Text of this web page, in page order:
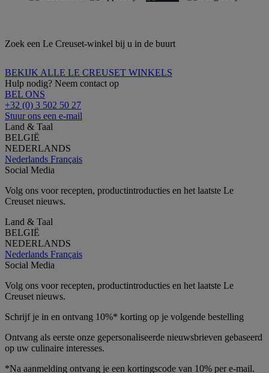
Zoek een Le Creuset-winkel bij u in de buurt
BEKIJK ALLE LE CREUSET WINKELS
Hulp nodig? Neem contact op
BEL ONS
+32 (0) 3 502 50 27
Stuur ons een e-mail
Land & Taal
BELGIË
NEDERLANDS
Nederlands Français
Social Media
Volg ons voor recepten, productintroducties en het laatste Le
Creuset nieuws.
Land & Taal
BELGIË
NEDERLANDS
Nederlands Français
Social Media
Volg ons voor recepten, productintroducties en het laatste Le
Creuset nieuws.
Schrijf je in en ontvang 10%* korting op je volgende bestelling
Ontvang als eerste onze gepersonaliseerde nieuwsbrieven gebaseerd
op uw culinaire interesses.
*Na aanmelding ontvang je een kortingscode van 10% per e-mail.